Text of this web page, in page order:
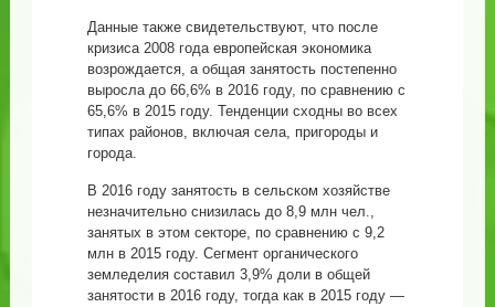
Данные также свидетельствуют, что после
кризиса 2008 года европейская экономика
возрождается, а общая занятость постепенно
выросла до 66,6% в 2016 году, по сравнению с
65,6% в 2015 году. Тенденции сходны во всех
типах районов, включая села, пригороды и
города.
В 2016 году занятость в сельском хозяйстве
незначительно снизилась до 8,9 млн чел.,
занятых в этом секторе, по сравнению с 9,2
млн в 2015 году. Сегмент органического
земледелия составил 3,9% доли в общей
занятости в 2016 году, тогда как в 2015 году —